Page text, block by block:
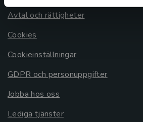
Avtal och rättigheter
Cookies
Cookieinställningar
GDPR och personuppgifter
Jobba hos oss
Lediga tjänster